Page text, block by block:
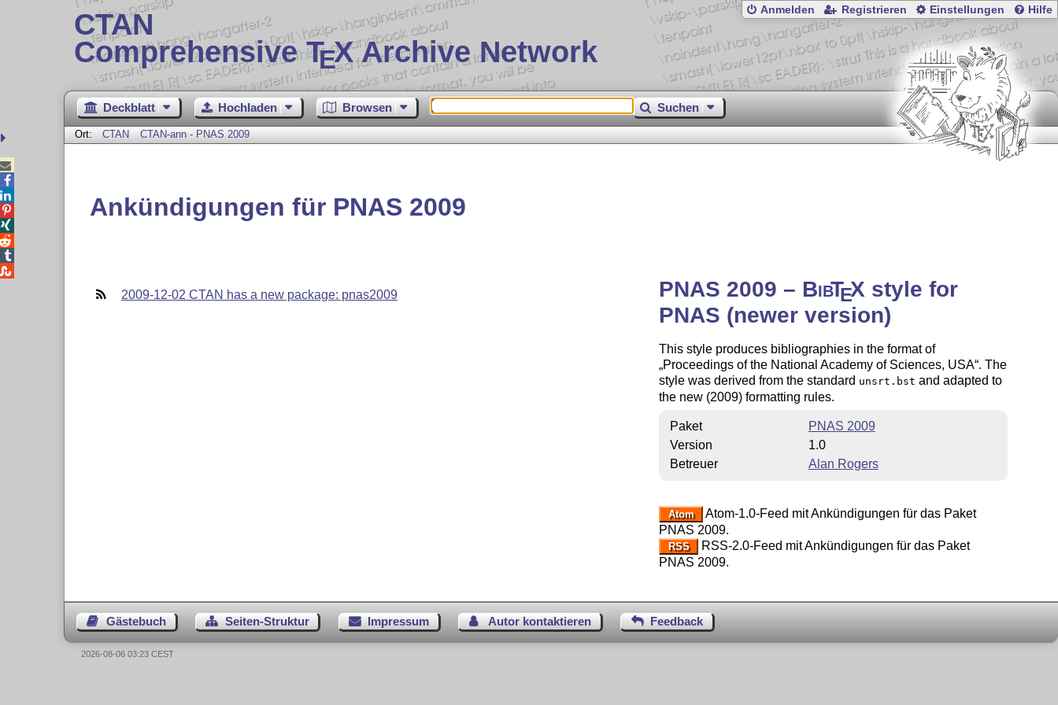
CTAN
Comprehensive TEX Archive Network
Anmelden Registrieren Einstellungen Hilfe
Deckblatt Hochladen Browsen Suchen
Ort: CTAN CTAN-ann - PNAS 2009
Ankündigungen für PNAS 2009
2009-12-02 CTAN has a new package: pnas2009 PNAS 2009 – BibTEX style for
PNAS (newer version)
This style produces bibliographies in the format of
Proceedings of the National Academy of Sciences, USA . The
style was derived from the standard unsrt.bst and adapted to
the new (2009) formatting rules.
Paket
PNAS 2009
Version
1.0
Betreuer
Alan Rogers
Atom
Atom-1.0-Feed mit Ankündigungen für das Paket
PNAS 2009.
RSS
RSS-2.0-Feed mit Ankündigungen für das Paket
PNAS 2009.
Gästebuch Seiten-Struktur Impressum Autor kontaktieren Feedback





2026-08-06 03:23 CEST